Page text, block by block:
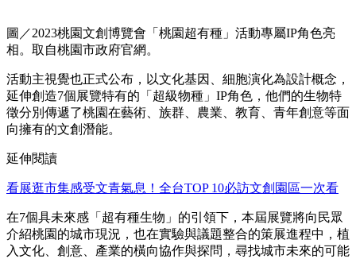
圖／2023桃園文創博覽會「桃園超有種」活動專屬IP角色亮
相。取自桃園市政府官網。
活動主視覺也正式公布，以文化基因、細胞演化為設計概念，
延伸創造7個展覽特有的「超級物種」IP角色，他們的生物特
徵分別傳遞了桃園在藝術、族群、農業、教育、青年創意等面
向擁有的文創潛能。
延伸閱讀
看展逛市集感受文青氣息！全台TOP 10必訪文創園區一次看
在7個具未來感「超有種生物」的引領下，本屆展覽將向民眾
介紹桃園的城市現況，也在實驗與議題整合的策展進程中，植
入文化、創意、產業的橫向協作與探問，尋找城市未來的可能